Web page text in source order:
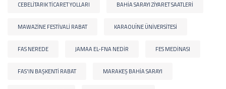
CEBELITARIK TICARET YOLLARI BAHIA SARAYI ZIYARET SAATLERI
MAWAZINE FESTIVALI RABAT KARAOUÏNE ÜNIVERSITESI
FAS NEREDE JAMAA EL-FNA NEDIR FES MEDINASI
FAS'IN BAŞKENTI RABAT MARAKEŞ BAHIA SARAYI